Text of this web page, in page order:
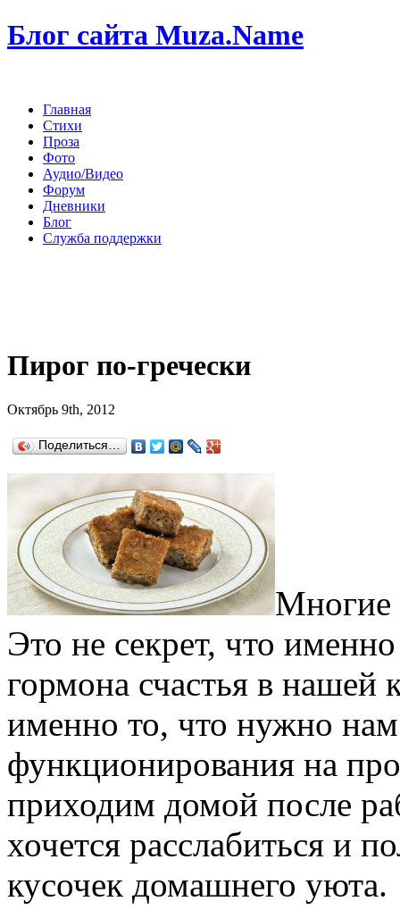
Блог сайта Muza.Name
Главная
Стихи
Проза
Фото
Аудио/Видео
Форум
Дневники
Блог
Служба поддержки
Пирог по-гречески
Октябрь 9th, 2012
Поделиться…
Многие
Это не секрет, что
гормона счастья в нашей
именно то, что нужно
функционирования на
приходим домой после
хочется расслабиться и
кусочек домашнего уюта.